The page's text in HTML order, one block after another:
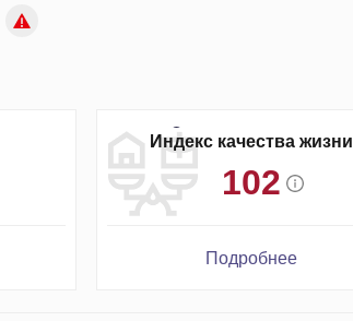
Индекс качества жизни
102
Подробнее